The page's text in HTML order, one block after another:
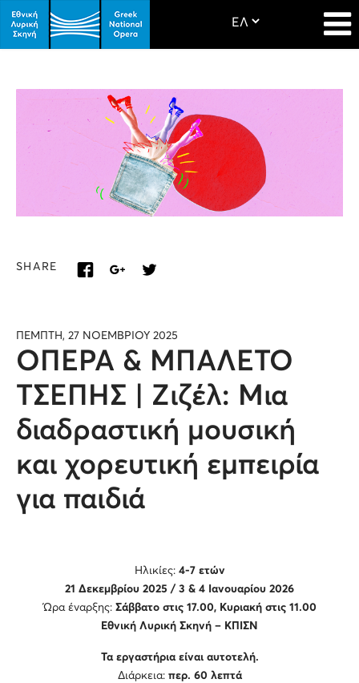
SHARE
ΠΕΜΠΤΗ, 27 ΝΟΕΜΒΡΙΟΥ 2025
OΠΕΡΑ & ΜΠΑΛΕΤΟ
ΤΣΕΠΗΣ | Ζιζέλ: Μια
διαδραστική μουσική
και χορευτική εμπειρία
για παιδιά
Ηλικίες: 4-7 ετών
21 Δεκεμβρίου 2025 / 3 & 4 Ιανουαρίου 2026
Ώρα έναρξης: Σάββατο στις 17.00, Κυριακή στις 11.00
Εθνική Λυρική Σκηνή – ΚΠΙΣΝ
Τα εργαστήρια είναι αυτοτελή.
Διάρκεια: περ. 60 λεπτά